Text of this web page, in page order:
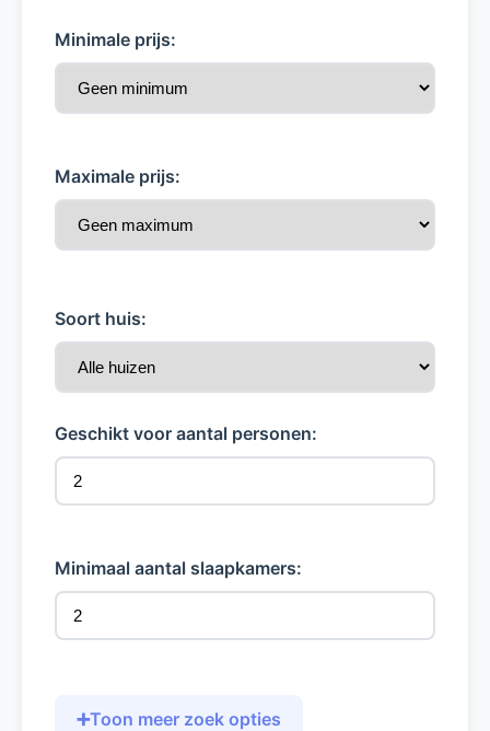
Minimale prijs:
Maximale prijs:
Soort huis:
Geschikt voor aantal personen:
Minimaal aantal slaapkamers:
➕Toon meer zoek opties